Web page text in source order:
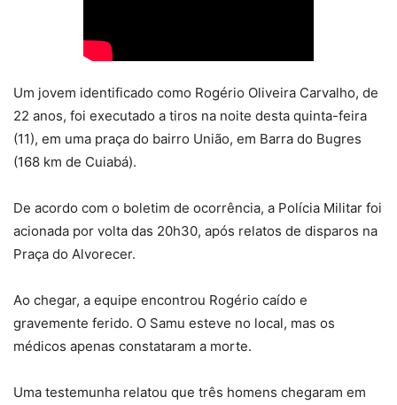
Um jovem identificado como Rogério Oliveira Carvalho, de
22 anos, foi executado a tiros na noite desta quinta-feira
(11), em uma praça do bairro União, em Barra do Bugres
(168 km de Cuiabá).
De acordo com o boletim de ocorrência, a Polícia Militar foi
acionada por volta das 20h30, após relatos de disparos na
Praça do Alvorecer.
Ao chegar, a equipe encontrou Rogério caído e
gravemente ferido. O Samu esteve no local, mas os
médicos apenas constataram a morte.
Uma testemunha relatou que três homens chegaram em